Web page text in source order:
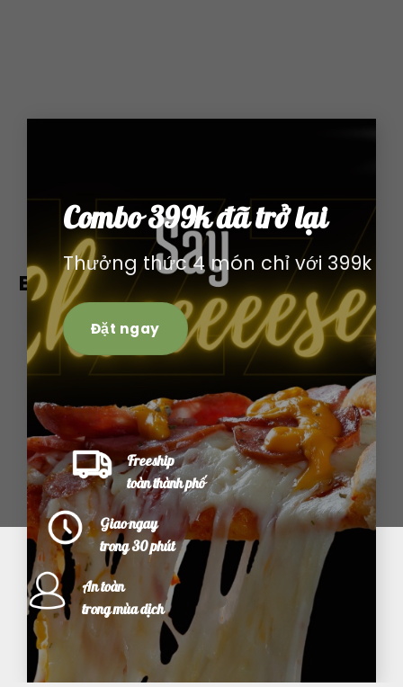
Combo 399k đã trở lại
Thưởng thức 4 món chỉ với 399k
Đặt ngay
Freeship
toàn thành phố
Giao ngay
trong 30 phút
An toàn
trong mùa dịch
Book Bàn Nhanh
Lỗi:Không tìm thấy biểu mẫu liên hệ.
Copyright 2026 © byTHEMENEW.NET